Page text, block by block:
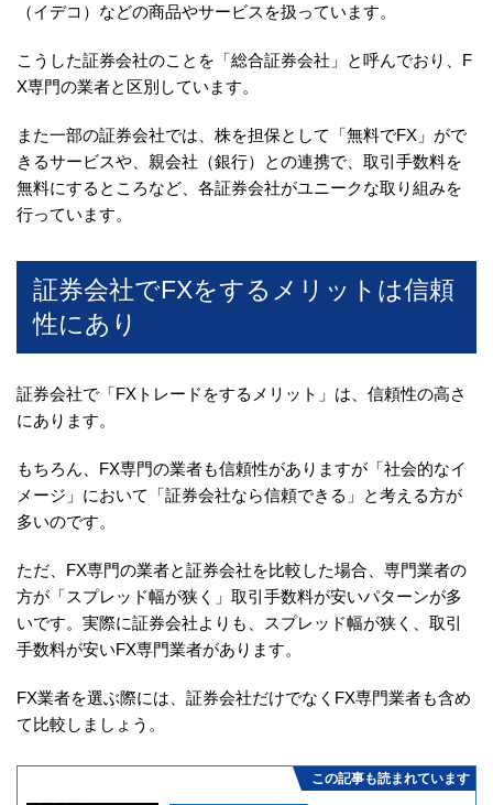
（イデコ）などの商品やサービスを扱っています。
こうした証券会社のことを「総合証券会社」と呼んでおり、F
X専門の業者と区別しています。
また一部の証券会社では、株を担保として「無料でFX」がで
きるサービスや、親会社（銀行）との連携で、取引手数料を
無料にするところなど、各証券会社がユニークな取り組みを
行っています。
証券会社でFXをするメリットは信頼
性にあり
証券会社で「FXトレードをするメリット」は、信頼性の高さ
にあります。
もちろん、FX専門の業者も信頼性がありますが「社会的なイ
メージ」において「証券会社なら信頼できる」と考える方が
多いのです。
ただ、FX専門の業者と証券会社を比較した場合、専門業者の
方が「スプレッド幅が狭く」取引手数料が安いパターンが多
いです。実際に証券会社よりも、スプレッド幅が狭く、取引
手数料が安いFX専門業者があります。
FX業者を選ぶ際には、証券会社だけでなくFX専門業者も含め
て比較しましょう。
この記事も読まれています